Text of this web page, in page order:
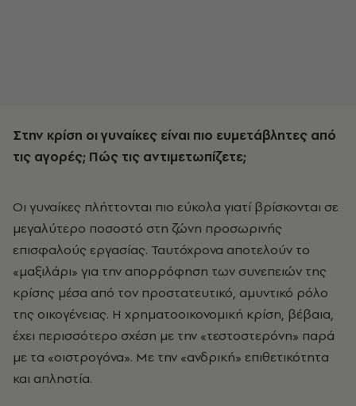
Στην κρίση οι γυναίκες είναι πιο ευμετάβλητες από
τις αγορές; Πώς τις αντιμετωπίζετε;
Οι γυναίκες πλήττονται πιο εύκολα γιατί βρίσκονται σε
μεγαλύτερο ποσοστό στη ζώνη προσωρινής
επισφαλούς εργασίας. Ταυτόχρονα αποτελούν το
«μαξιλάρι» για την απορρόφηση των συνεπειών της
κρίσης μέσα από τον προστατευτικό, αμυντικό ρόλο
της οικογένειας. Η χρηματοοικονομική κρίση, βέβαια,
έχει περισσότερο σχέση με την «τεστοστερόνη» παρά
με τα «οιστρογόνα». Με την «ανδρική» επιθετικότητα
και απληστία.